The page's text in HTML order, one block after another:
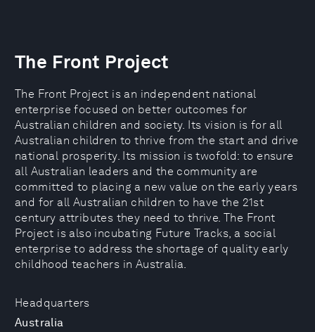
Headquarters
Australia
The Front Project
The Front Project is an independent national
enterprise focused on better outcomes for
Australian children and society. Its vision is for all
Australian children to thrive from the start and drive
national prosperity. Its mission is twofold: to ensure
all Australian leaders and the community are
committed to placing a new value on the early years
and for all Australian children to have the 21st
century attributes they need to thrive. The Front
Project is also incubating Future Tracks, a social
enterprise to address the shortage of quality early
childhood teachers in Australia.